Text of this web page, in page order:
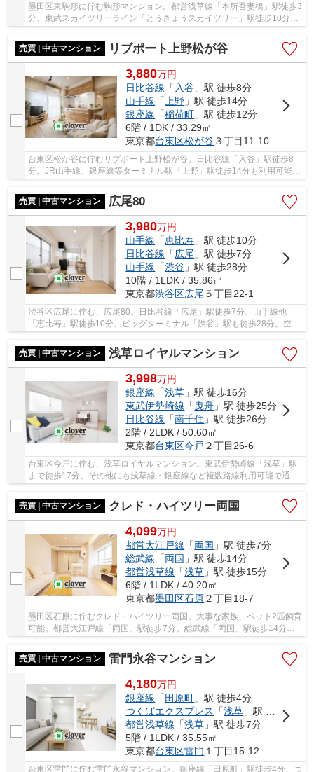
墨田区東駒形に佇む駒形マンション。都営浅草線「本所吾妻橋」駅徒歩3
分、東武スカイツリーライン「とうきょうスカイツリー」駅徒歩10分、
銀座線他、「浅草」駅徒歩12分。建物隣にコン...
売買 | 中古マンション
リブポート上野松が谷
3,880万円
日比谷線 「 入谷 」駅 徒歩8分
山手線 「 上野 」駅 徒歩14分
銀座線 「稲荷町 」駅 徒歩12分
6階 / 1DK / 33.29㎡
東京都台東区松が谷３丁目11-10
台東区松が谷に佇むリブポート上野松が谷。日比谷線「入谷」駅徒歩8
分。JR山手線、銀座線等ターミナル駅「上野」駅徒歩14分も利用可能。
1992年1月築、鉄骨鉄筋コンクリート造、鉄筋コ...
売買 | 中古マンション
広尾80
3,980万円
山手線 「恵比寿 」駅 徒歩10分
日比谷線 「広尾 」駅 徒歩7分
山手線 「渋谷 」駅 徒歩28分
10階 / 1LDK / 35.86㎡
東京都渋谷区広尾 ５丁目22-1
渋谷区広尾に佇む、広尾80。日比谷線「広尾」駅徒歩7分、山手線他
「恵比寿」駅徒歩10分。ビッグターミナル「渋谷」駅も徒歩28分。空港
や地方へのアクセスも良く、利便性に富んだ立地で...
売買 | 中古マンション
浅草ロイヤルマンション
3,998万円
銀座線 「浅草 」駅 徒歩16分
東武伊勢崎線 「 曳舟 」駅 徒歩25分
日比谷線 「南千住 」駅 徒歩26分
2階 / 2LDK / 50.60㎡
東京都台東区今戸 ２丁目26-6
台東区今戸に佇む、浅草ロイヤルマンション。東武伊勢崎線「浅草」駅
まで徒歩17分、その他にも浅草線・銀座線など複数路線利用可能で通
売買 | 中古マンション
クレド・ハイツリー両国
4,099万円
都営大江戸線 「両国 」駅 徒歩7分
総武線 「両国 」駅 徒歩14分
都営浅草線 「浅草 」駅 徒歩15分
6階 / 1LDK / 40.20㎡
東京都墨田区石原２丁目18-7
墨田区石原に佇むクレド・ハイツリー両国。大事な家族、ペット2匹飼育
可能。都営大江戸線「両国」駅徒歩7分。総武線「両国」駅徒歩14分。
売買 | 中古マンション
雷門永谷マンション
4,180万円
銀座線 「 田原町 」駅 徒歩4分
つくばエクスプレス
「浅草 」駅 徒歩5分
都営浅草線 「浅草 」駅 徒歩7分
5階 / 1LDK / 35.55㎡
東京都台東区雷門 １丁目15-12
台東区雷門に佇む雷門永谷マンション。銀座線「田原町」駅徒歩4分、つ